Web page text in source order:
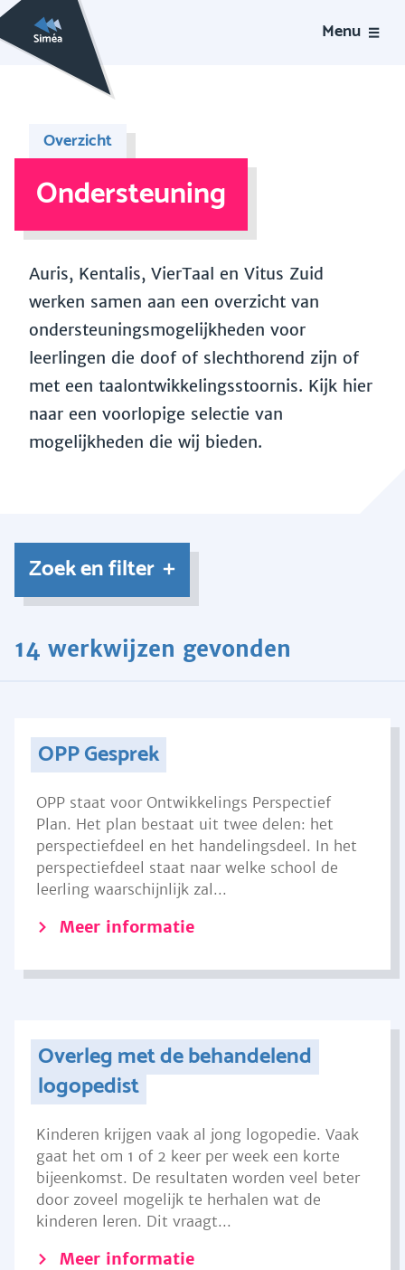
Menu
Overzicht
Ondersteuning
Auris, Kentalis, VierTaal en Vitus Zuid
werken samen aan een overzicht van
ondersteuningsmogelijkheden voor
leerlingen die doof of slechthorend zijn of
met een taalontwikkelingsstoornis. Kijk hier
naar een voorlopige selectie van
mogelijkheden die wij bieden.
Zoek en filter
14 werkwijzen gevonden
OPP Gesprek
OPP staat voor Ontwikkelings Perspectief
Plan. Het plan bestaat uit twee delen: het
perspectiefdeel en het handelingsdeel. In het
perspectiefdeel staat naar welke school de
leerling waarschijnlijk zal...
Meer informatie
Overleg met de behandelend
logopedist
Kinderen krijgen vaak al jong logopedie. Vaak
gaat het om 1 of 2 keer per week een korte
bijeenkomst. De resultaten worden veel beter
door zoveel mogelijk te herhalen wat de
kinderen leren. Dit vraagt...
Meer informatie